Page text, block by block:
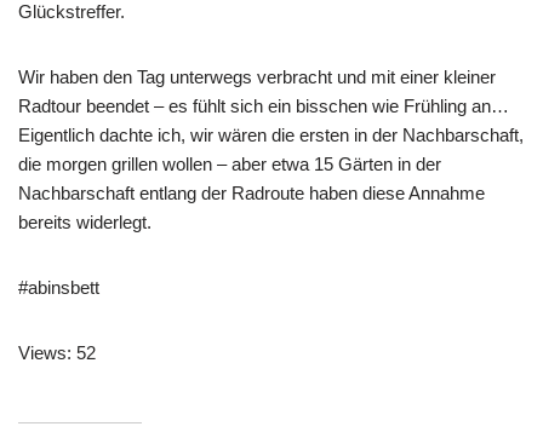
Glückstreffer.
Wir haben den Tag unterwegs verbracht und mit einer kleiner
Radtour beendet – es fühlt sich ein bisschen wie Frühling an…
Eigentlich dachte ich, wir wären die ersten in der Nachbarschaft,
die morgen grillen wollen – aber etwa 15 Gärten in der
Nachbarschaft entlang der Radroute haben diese Annahme
bereits widerlegt.
#abinsbett
Views: 52